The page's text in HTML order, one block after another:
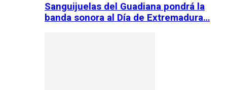
Sanguijuelas del Guadiana pondrá la
banda sonora al Día de Extremadura…